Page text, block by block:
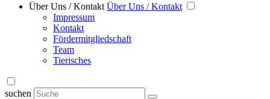
Über Uns / Kontakt Über Uns / Kontakt
Impressum
Kontakt
Fördermitgliedschaft
Team
Tierisches
suchen